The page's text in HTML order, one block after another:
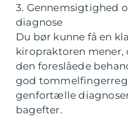
3. Gennemsigtighed
diagnose
Du bør kunne få en
kiropraktoren mener,
den foreslåede
god
genfortælle
bagefter.